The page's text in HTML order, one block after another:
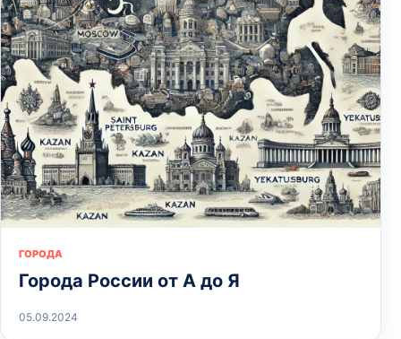
ГОРОДА
Города России от А до Я
05.09.2024